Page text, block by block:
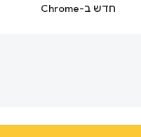
חדש ב-Chrome